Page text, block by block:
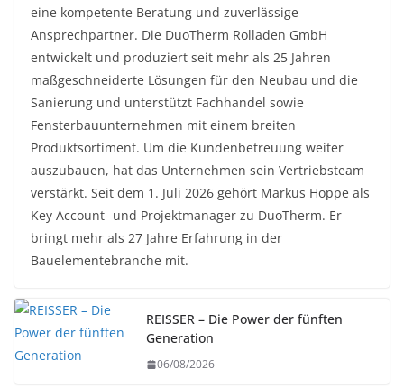
eine kompetente Beratung und zuverlässige
Ansprechpartner. Die DuoTherm Rolladen GmbH
entwickelt und produziert seit mehr als 25 Jahren
maßgeschneiderte Lösungen für den Neubau und die
Sanierung und unterstützt Fachhandel sowie
Fensterbauunternehmen mit einem breiten
Produktsortiment. Um die Kundenbetreuung weiter
auszubauen, hat das Unternehmen sein Vertriebsteam
verstärkt. Seit dem 1. Juli 2026 gehört Markus Hoppe als
Key Account- und Projektmanager zu DuoTherm. Er
bringt mehr als 27 Jahre Erfahrung in der
Bauelementebranche mit.
REISSER – Die Power der fünften
Generation
06/08/2026